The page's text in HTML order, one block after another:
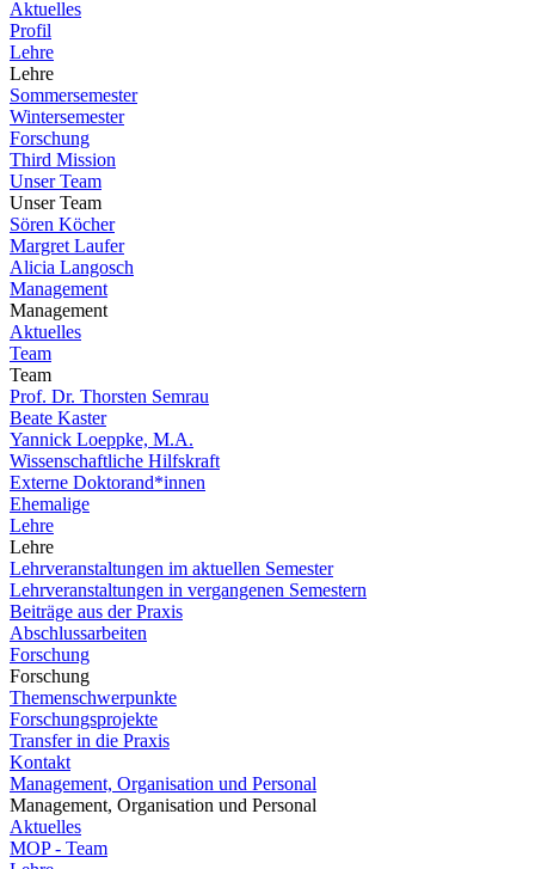
Aktuelles
Profil
Lehre
Lehre
Sommersemester
Wintersemester
Forschung
Third Mission
Unser Team
Unser Team
Sören Köcher
Margret Laufer
Alicia Langosch
Management
Management
Aktuelles
Team
Team
Prof. Dr. Thorsten Semrau
Beate Kaster
Yannick Loeppke, M.A.
Wissenschaftliche Hilfskraft
Externe Doktorand*innen
Ehemalige
Lehre
Lehre
Lehrveranstaltungen im aktuellen Semester
Lehrveranstaltungen in vergangenen Semestern
Beiträge aus der Praxis
Abschlussarbeiten
Forschung
Forschung
Themenschwerpunkte
Forschungsprojekte
Transfer in die Praxis
Kontakt
Management, Organisation und Personal
Management, Organisation und Personal
Aktuelles
MOP - Team